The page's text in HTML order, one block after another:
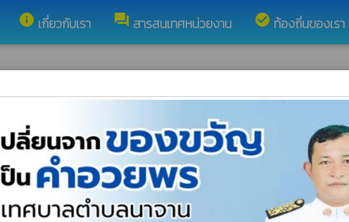
info เกี่ยวกับเรา forum สารสนเทศหน่วยงาน check_circle ท้องถิ่นของเรา
ำเภอนาเยีย จังหวัดอุบลราชธานี
แผนการจัดซื้อจัดจ้าง
ยีย เชื่อมบ้านหนองกอก หมู่ที่ 8 ตำบลหนองบัวฮี อำเภอพิบูลมังสาหาร จังหวัดอุบลราชธานี